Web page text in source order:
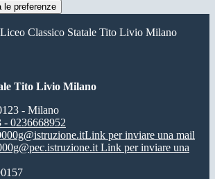
le preferenze
Liceo Classico Statale Tito Livio Milano
Tito Livio Milano
- Milano
- 0236668952
Link per inviare una mail
Link per inviare una